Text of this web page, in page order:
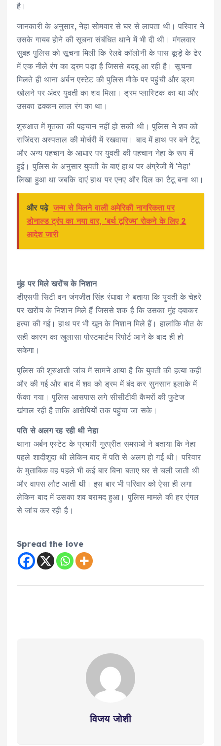
है।
जानकारी के अनुसार, नेहा सोमवार से घर से लापता थी। परिवार ने
उसके गायब होने की सूचना संबंधित थाने में भी दी थी। मंगलवार
सुबह पुलिस को सूचना मिली कि रेलवे कॉलोनी के पास कूड़े के ढेर
में एक नीले रंग का ड्रम पड़ा है जिससे बदबू आ रही है। सूचना
मिलते ही थाना अर्बन एस्टेट की पुलिस मौके पर पहुंची और ड्रम
खोलने पर अंदर युवती का शव मिला। ड्रम प्लास्टिक का था और
उसका ढक्कन लाल रंग का था।
शुरुआत में मृतका की पहचान नहीं हो सकी थी। पुलिस ने शव को
राजिंदरा अस्पताल की मोर्चरी में रखवाया। बाद में हाथ पर बने टैटू
और अन्य पहचान के आधार पर युवती की पहचान नेहा के रूप में
हुई। पुलिस के अनुसार युवती के बाएं हाथ पर अंग्रेजी में ‘नेहा’
लिखा हुआ था जबकि दाएं हाथ पर एनए और दिल का टैटू बना था।
और पढ़े जन्म से मिलने वाली अमेरिकी नागरिकता पर
डोनाल्ड ट्रंप का नया वार, 'बर्थ टूरिज्म' रोकने के लिए 2
आदेश जारी
मुंह पर मिले खरोंच के निशान
डीएसपी सिटी वन जंगजीत सिंह रंधावा ने बताया कि युवती के चेहरे
पर खरोंच के निशान मिले हैं जिससे शक है कि उसका मुंह दबाकर
हत्या की गई। हाथ पर भी खून के निशान मिले हैं। हालांकि मौत के
सही कारण का खुलासा पोस्टमार्टम रिपोर्ट आने के बाद ही हो
सकेगा।
पुलिस की शुरुआती जांच में सामने आया है कि युवती की हत्या कहीं
और की गई और बाद में शव को ड्रम में बंद कर सुनसान इलाके में
फेंका गया। पुलिस आसपास लगे सीसीटीवी कैमरों की फुटेज
खंगाल रही है ताकि आरोपियों तक पहुंचा जा सके।
पति से अलग रह रही थी नेहा
थाना अर्बन एस्टेट के प्रभारी गुरप्रीत समराओ ने बताया कि नेहा
पहले शादीशुदा थी लेकिन बाद में पति से अलग हो गई थी। परिवार
के मुताबिक वह पहले भी कई बार बिना बताए घर से चली जाती थी
और वापस लौट आती थी। इस बार भी परिवार को ऐसा ही लगा
लेकिन बाद में उसका शव बरामद हुआ। पुलिस मामले की हर एंगल
से जांच कर रही है।
Spread the love
विजय जोशी